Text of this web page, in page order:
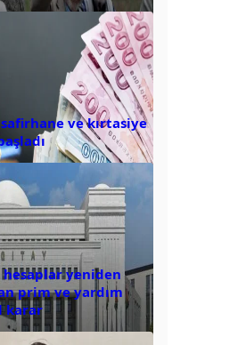
ve kırtasiye
hesaplar yeniden
prim ve yardım
karar